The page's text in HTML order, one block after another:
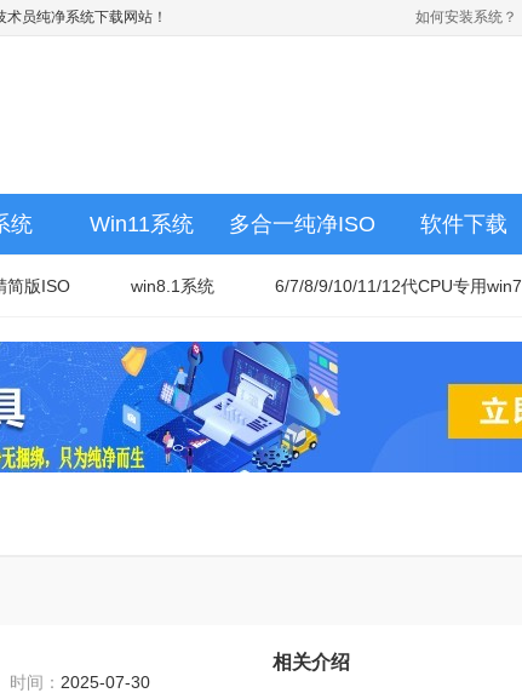
术员纯净系统下载网站！ 如何安装系统？
统 Win11系统 多合一纯净ISO 软件下载
简版ISO win8.1系统 6/7/8/9/10/11/12代CPU专用win7
时间： 2025-07-30
相关介绍